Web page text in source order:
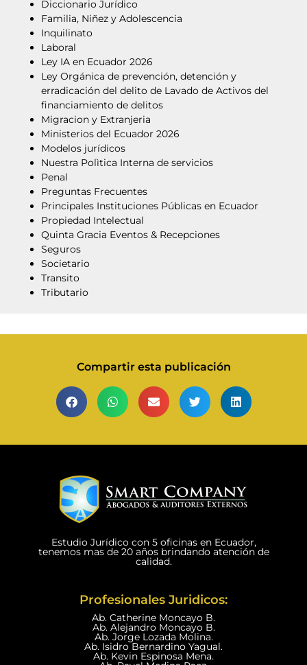
Diccionario Jurídico
Familia, Niñez y Adolescencia
Inquilinato
Laboral
Ley IA en Ecuador 2026
Ley Orgánica de prevención, detención y
erradicación del delito de Lavado de Activos del
financiamiento de delitos
Migracion y Extranjeria
Ministerios del Ecuador 2026
Modelos jurídicos
Nuestra Polìtica Interna de servicios
Penal
Preguntas Frecuentes
Principales Instituciones Públicas en Ecuador
Propiedad Intelectual
Quinta Gracia Eventos & Recepciones
Seguros
Societario
Transito
Tributario
Compartir esta publicación
Estudio Jurídico con 5 oficinas en Ecuador,
tenemos mas de 20 años brindando atención de
calidad.
Profesionales Juridicos:
Ab. Catherine Moncayo B.
Ab. Alejandro Moncayo B.
Ab. Jorge Lozada Molina.
Ab. Isidro Bernardino Yagual.
Ab. Kevin Espinosa Mena.